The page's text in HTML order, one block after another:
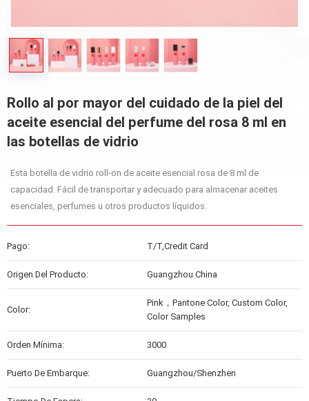
Rollo al por mayor del cuidado de la piel del
aceite esencial del perfume del rosa 8 ml en
las botellas de vidrio
Esta botella de vidrio roll-on de aceite esencial rosa de 8 ml de
capacidad. Fácil de transportar y adecuado para almacenar aceites
esenciales, perfumes u otros productos líquidos.
Pago: T/T,Credit Card
Origen Del Producto: Guangzhou China
Color:
Pink，Pantone Color, Custom Color,
Color Samples
Orden Mínima: 3000
Puerto De Embarque: Guangzhou/Shenzhen